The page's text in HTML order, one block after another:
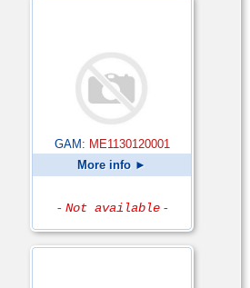
GAM: ME1130120001
More info ►
- Not available -